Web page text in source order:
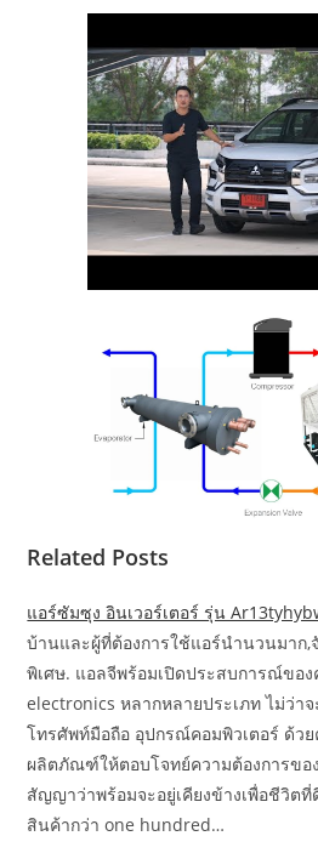
Related Posts
แอร์ซัมซุง อินเวอร์เตอร์ รุ่น
บ้านและผู้ที่ต้องการใช้แอร์นำนวนมาก,
พิเศษ. แอลจีพร้อมเปิดประสบการณ์ขอ
electronics หลากหลายประเภท ไม่ว่า
โทรศัพท์มือถือ อุปกรณ์คอมพิวเตอร์ ด้ว
ผลิตภัณฑ์ให้ตอบโจทย์ความต้องการขอ
สัญญาว่าพร้อมจะอยู่เคียงข้างเพื่อชีวิต
สินค้ากว่า one hundred…